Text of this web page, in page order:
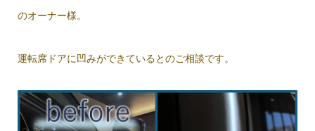
のオーナー様。
運転席ドアに凹みができているとのご相談です。